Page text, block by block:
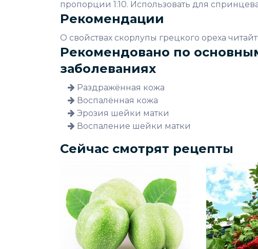
пропорции 1:10. Использовать для
Рекомендации
О свойствах скорлупы грецкого ореха
Рекомендовано по
заболеваниях
Раздражённая кожа
Воспалённая кожа
Эрозия шейки матки
Воспаление шейки матки
Сейчас смотрят рецепты